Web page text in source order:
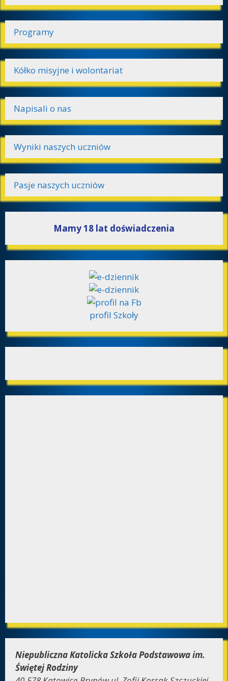
Programy
Kółko misyjne i wolontariat
Napisali o nas
Wyniki naszych uczniów
Pasje naszych uczniów
Mamy 18 lat doświadczenia
profil Szkoły
Niepubliczna Katolicka Szkoła Podstawowa im.
Świętej Rodziny